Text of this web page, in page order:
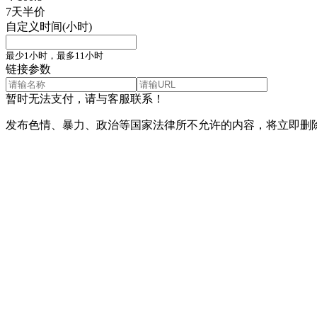
7天半价
自定义时间(小时)
最少1小时，最多11小时
链接参数
暂时无法支付，请与客服联系！
发布色情、暴力、政治等国家法律所不允许的内容，将立即删